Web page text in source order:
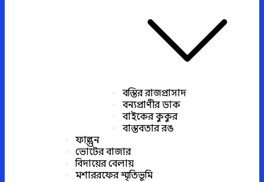
বস্তির রাজপ্রাসাদ
বন্যপ্রাণীর ডাক
বাইকের কুকুর
বাস্তবতার রঙ
ফাল্গুন
ভোটের বাজার
বিদায়ের বেলায়
মশাররফের স্মৃতিভূমি